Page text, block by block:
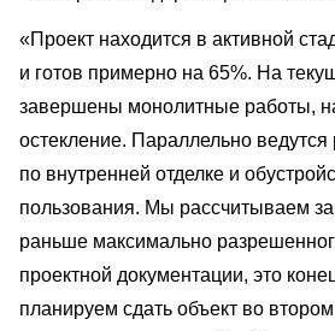
«Проект находится в активной
и готов примерно на 65%. На
завершены монолитные работы,
остекление. Параллельно ведутся
по внутренней отделке и
пользования. Мы рассчитываем
раньше максимально
проектной документации, это
планируем сдать объект во